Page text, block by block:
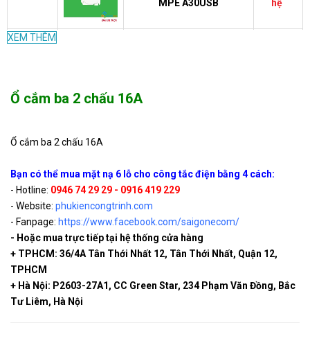
MPE A30USB
hệ
AV600M
Dimmer quạt MPE
A30MBP
Nút nhấn chuông 3A MPE
22.000
XEM THÊM
Ổ cắm ba 2 chấu 16A
Ổ cắm ba 2 chấu 16A
Bạn có thể mua mặt nạ 6 lỗ cho công tắc điện bằng 4 cách:
- Hotline: 0946 74 29 29 - 0916 419 229
- Website: phukiencongtrinh.com
- Fanpage: https://www.facebook.com/saigonecom/
- Hoặc mua trực tiếp tại hệ thống cửa hàng
+ TPHCM: 36/4A Tân Thới Nhất 12, Tân Thới Nhất, Quận 12,
TPHCM
+ Hà Nội: P2603-27A1, CC Green Star, 234 Phạm Văn Đồng, Bắc
Tư Liêm, Hà Nội